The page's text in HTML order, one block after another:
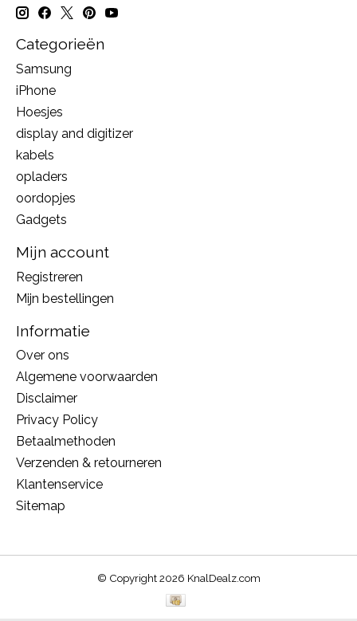
Categorieën
Samsung
iPhone
Hoesjes
display and digitizer
kabels
opladers
oordopjes
Gadgets
Mijn account
Registreren
Mijn bestellingen
Informatie
Over ons
Algemene voorwaarden
Disclaimer
Privacy Policy
Betaalmethoden
Verzenden & retourneren
Klantenservice
Sitemap
© Copyright 2026 KnalDealz.com